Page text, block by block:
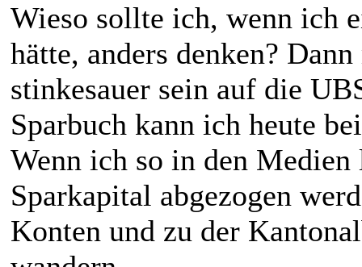
Wieso sollte ich, wenn ich
hätte, anders denken?
stinkesauer sein auf die
Sparbuch kann ich heute
Wenn ich so in den
Sparkapital abgezogen
Konten und zu der